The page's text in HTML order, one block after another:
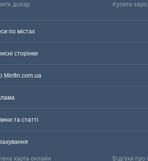
долар
Купити євро
по містах
сторінки
Minfin.com.ua
та статті
карта онлайн Відгуки про